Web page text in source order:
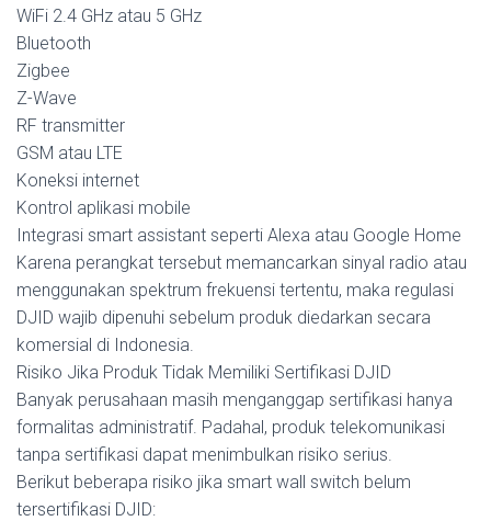
WiFi 2.4 GHz atau 5 GHz
Bluetooth
Zigbee
Z-Wave
RF transmitter
GSM atau LTE
Koneksi internet
Kontrol aplikasi mobile
Integrasi smart assistant seperti Alexa atau Google Home
Karena perangkat tersebut memancarkan sinyal radio atau
menggunakan spektrum frekuensi tertentu, maka regulasi
DJID wajib dipenuhi sebelum produk diedarkan secara
komersial di Indonesia.
Risiko Jika Produk Tidak Memiliki Sertifikasi DJID
Banyak perusahaan masih menganggap sertifikasi hanya
formalitas administratif. Padahal, produk telekomunikasi
tanpa sertifikasi dapat menimbulkan risiko serius.
Berikut beberapa risiko jika smart wall switch belum
tersertifikasi DJID: